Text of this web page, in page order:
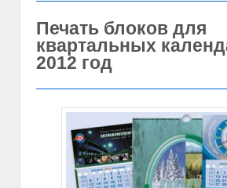
Печать блоков для
квартальных
2012 год